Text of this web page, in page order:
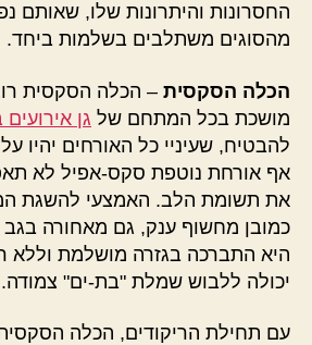
החסרונות והיתרונות שלו, שאותם
מהסוגים משתלבים בשלמות ביחד.
הכלה הסקסית – הכלה הסקסית
מושכת בכל המתחם של גן אירועים
להבטיח, שעיניי כל האורחים יהיו
אף אורחת נוטפת סקס-אפיל לא
את תשומת הלב. האמצעי להשגת
כמובן מחשוף ענק, גם מאחורה בגב
היא התברכה בגזרה מושלמת וללא
יכולה ללבוש שמלת "בת-ים" צמודה.
עם תחילת הריקודים, הכלה